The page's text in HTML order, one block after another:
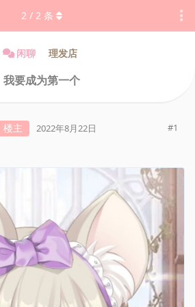
闲聊 理发店
我要成为第一个
2 / 2 条
楼主 2022年8月22日 #1